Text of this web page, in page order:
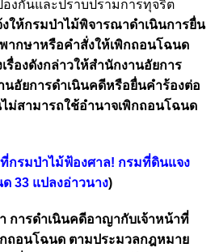
งกันและปราบปรามการทุจริต
งให้กรมป่าไม้พิจารณาดำเนินการยื่น
ากษาหรือคำสั่งให้เพิกถอนโฉนด
รื่องดังกล่าวให้สำนักงานอัยการ
อัยการดำเนินคดีหรือยื่นคำร้องต่อ
ม่สามารถใช้อำนาจเพิกถอนโฉนด
กรมป่าไม้ฟ้องศาล! กรมที่ดินแจง
33 แปลงอ่าวนาง)
การดำเนินคดีอาญากับเจ้าหน้าที่
ถอนโฉนด ตามประมวลกฎหมาย